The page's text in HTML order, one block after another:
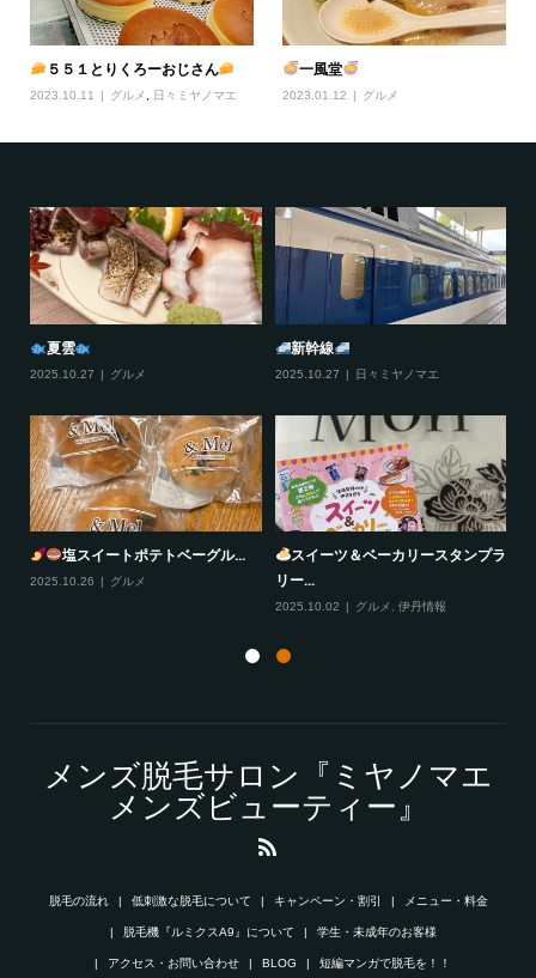
５５１とりくろーおじさん
2023.10.11 グルメ 日々ミヤノマエ
一風堂
2023.01.12 グルメ
おすそわけ
2025.12.11 日々ミヤノマエ
びすとろどあ
2025.12.10 グルメ ,伊丹情報
風丹
2025.10.29 グルメ
大阪ふぐ太郎
2025.10.28
メンズ脱毛サロン『ミヤノマエ
メンズビューティー』
脱毛の流れ 低刺激な脱毛について キャンペーン・割引 メニュー・料金
脱毛機『ルミクスA9』について 学生・未成年のお客様
アクセス・お問い合わせ BLOG 短編マンガで脱毛を！！